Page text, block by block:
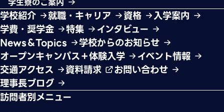
学校紹介 就職・キャリア 資格
入学案内
学費・奨学金
特集
インタビュー
News＆Topics
学校からのお知らせ
オープンキャンパス＋体験入学
イベント情報
交通アクセス
資料請求
お問い合わせ
理事長ブログ
訪問者別メニュー